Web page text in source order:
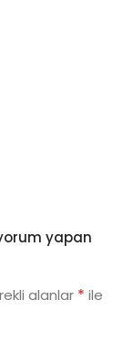
yapan
alanlar * ile